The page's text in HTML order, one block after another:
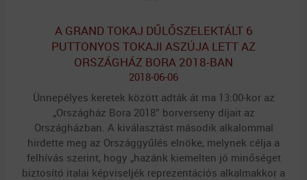
A GRAND TOKAJ DŰLŐSZELEKTÁLT 6
PUTTONYOS TOKAJI ASZÚJA LETT AZ
ORSZÁGHÁZ BORA 2018-BAN
2018-06-06
Ünnepélyes keretek között adták át ma 13:00-kor az
„Országház Bora 2018” borverseny díjait az
Országházban. A kiválasztást második alkalommal
hirdette meg az Országgyűlés elnöke, melynek célja a
felhívás szerint, hogy „hazánk kiemelten jó minőséget
biztosító italai képviseljék reprezentációs alkalmakkor a